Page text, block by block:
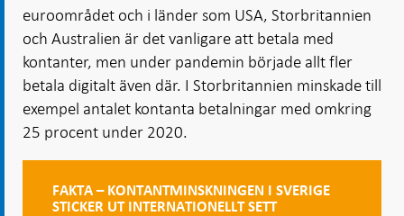
euroområdet och i länder som USA, Storbritannien
och Australien är det vanligare att betala med
kontanter, men under pandemin började allt fler
betala digitalt även där. I Storbritannien minskade till
exempel antalet kontanta betalningar med omkring
25 procent under 2020.
FAKTA – KONTANTMINSKNINGEN I SVERIGE
STICKER UT INTERNATIONELLT SETT